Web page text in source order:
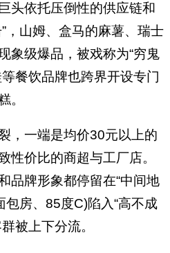
头依托压倒性的供应链和
，山姆、盒马的麻薯、瑞士
象级爆品，被戏称为“穷鬼
餐饮品牌也跨界开设专门
。
，一端是均价30元以上的
性价比的商超与工厂店。
品牌形象都停留在“中间地
包房、85度C)陷入“高不成
被上下分流。